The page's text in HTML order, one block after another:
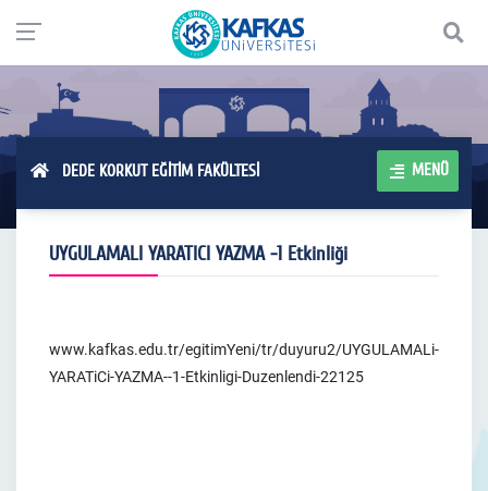
DEDE KORKUT EĞİTİM FAKÜLTESİ MENÜ
UYGULAMALI YARATICI YAZMA -1 Etkinliği
www.kafkas.edu.tr/egitimYeni/tr/duyuru2/UYGULAMALi-
YARATiCi-YAZMA--1-Etkinligi-Duzenlendi-22125